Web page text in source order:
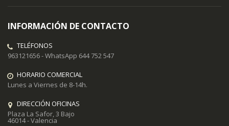
INFORMACIÓN DE CONTACTO
TELÉFONOS
963121656 - WhatsApp 644 752 547
HORARIO COMERCIAL
Lunes a Viernes de 8-14h.
DIRECCIÓN OFICINAS
Plaza La Safor, 3 Bajo
46014 - Valencia